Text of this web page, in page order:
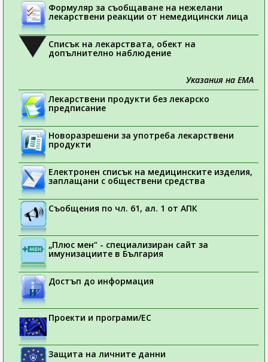
Формуляр за съобщаване на нежелани
лекарствени реакции от немедицински лица
Списък на лекарствата, обект на
допълнително наблюдение
Указания на ЕМА
Лекарствени продукти без лекарско
предписание
Новоразрешени за употреба лекарствени
продукти
Електронен списък на медицинските изделия,
заплащани с обществени средства
Съобщения по чл. 61, ал. 1 от АПК
„Плюс мен“ - специализиран сайт за
имунизациите в България
Достъп до информация
Проекти и програми/ЕС
Защита на личните данни